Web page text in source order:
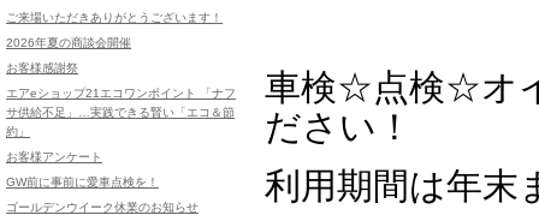
ご来場いただきありがとうございます！
2026年夏の商談会開催
お客様感謝祭
エアeショップ21エコワンポイント 「ナフ
サ供給不足」…実践できる賢い「エコ＆節
約」
お客様アンケート
GW前に事前に愛車点検を！
ゴールデンウイーク休業のお知らせ
車検☆点検☆オ
ださい！
利用期間は年末